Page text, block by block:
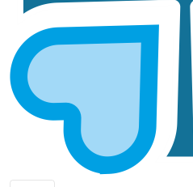
Епархией управляет
Нижнеломовский Серафим
ОСНОВНЫЕ
РАБОТЫ
Социальное